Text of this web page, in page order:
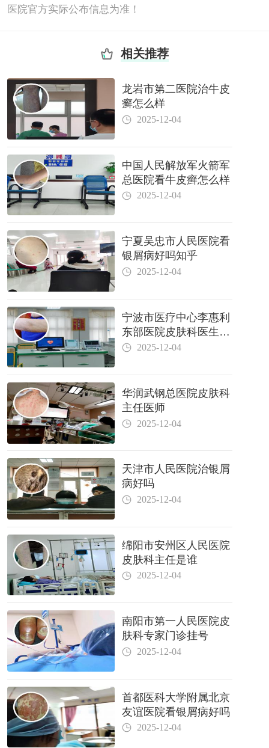
医院官方实际公布信息为准！
相关推荐
龙岩市第二医院治牛皮
癣怎么样
2025-12-04
中国人民解放军火箭军
总医院看牛皮癣怎么样
2025-12-04
宁夏吴忠市人民医院看
银屑病好吗知乎
2025-12-04
宁波市医疗中心李惠利
东部医院皮肤科医生哪
个好2025-12-04
华润武钢总医院皮肤科
主任医师
2025-12-04
天津市人民医院治银屑
病好吗
2025-12-04
绵阳市安州区人民医院
皮肤科主任是谁
2025-12-04
南阳市第一人民医院皮
肤科专家门诊挂号
2025-12-04
首都医科大学附属北京
友谊医院看银屑病好吗
2025-12-04